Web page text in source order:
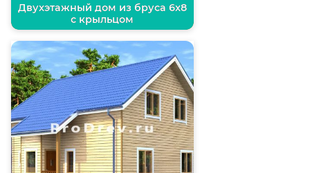
Двухэтажный дом из бруса 6х8
с крыльцом